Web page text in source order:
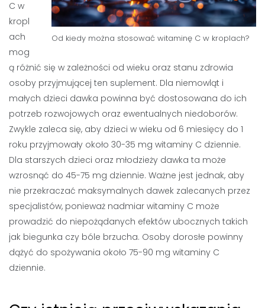
Od kiedy można stosować witaminę C w kroplach?
C w
kropl
ach
mog
ą różnić się w zależności od wieku oraz stanu zdrowia
osoby przyjmującej ten suplement. Dla niemowląt i
małych dzieci dawka powinna być dostosowana do ich
potrzeb rozwojowych oraz ewentualnych niedoborów.
Zwykle zaleca się, aby dzieci w wieku od 6 miesięcy do 1
roku przyjmowały około 30-35 mg witaminy C dziennie.
Dla starszych dzieci oraz młodzieży dawka ta może
wzrosnąć do 45-75 mg dziennie. Ważne jest jednak, aby
nie przekraczać maksymalnych dawek zalecanych przez
specjalistów, ponieważ nadmiar witaminy C może
prowadzić do niepożądanych efektów ubocznych takich
jak biegunka czy bóle brzucha. Osoby dorosłe powinny
dążyć do spożywania około 75-90 mg witaminy C
dziennie.